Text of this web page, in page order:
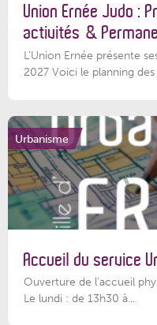
Union Ernée Judo :
activités &
L'Union Ernée présente
2027 Voici le planning
Urbanisme
Accueil du service
Ouverture de l'accueil
Le lundi : de 13h30 à...